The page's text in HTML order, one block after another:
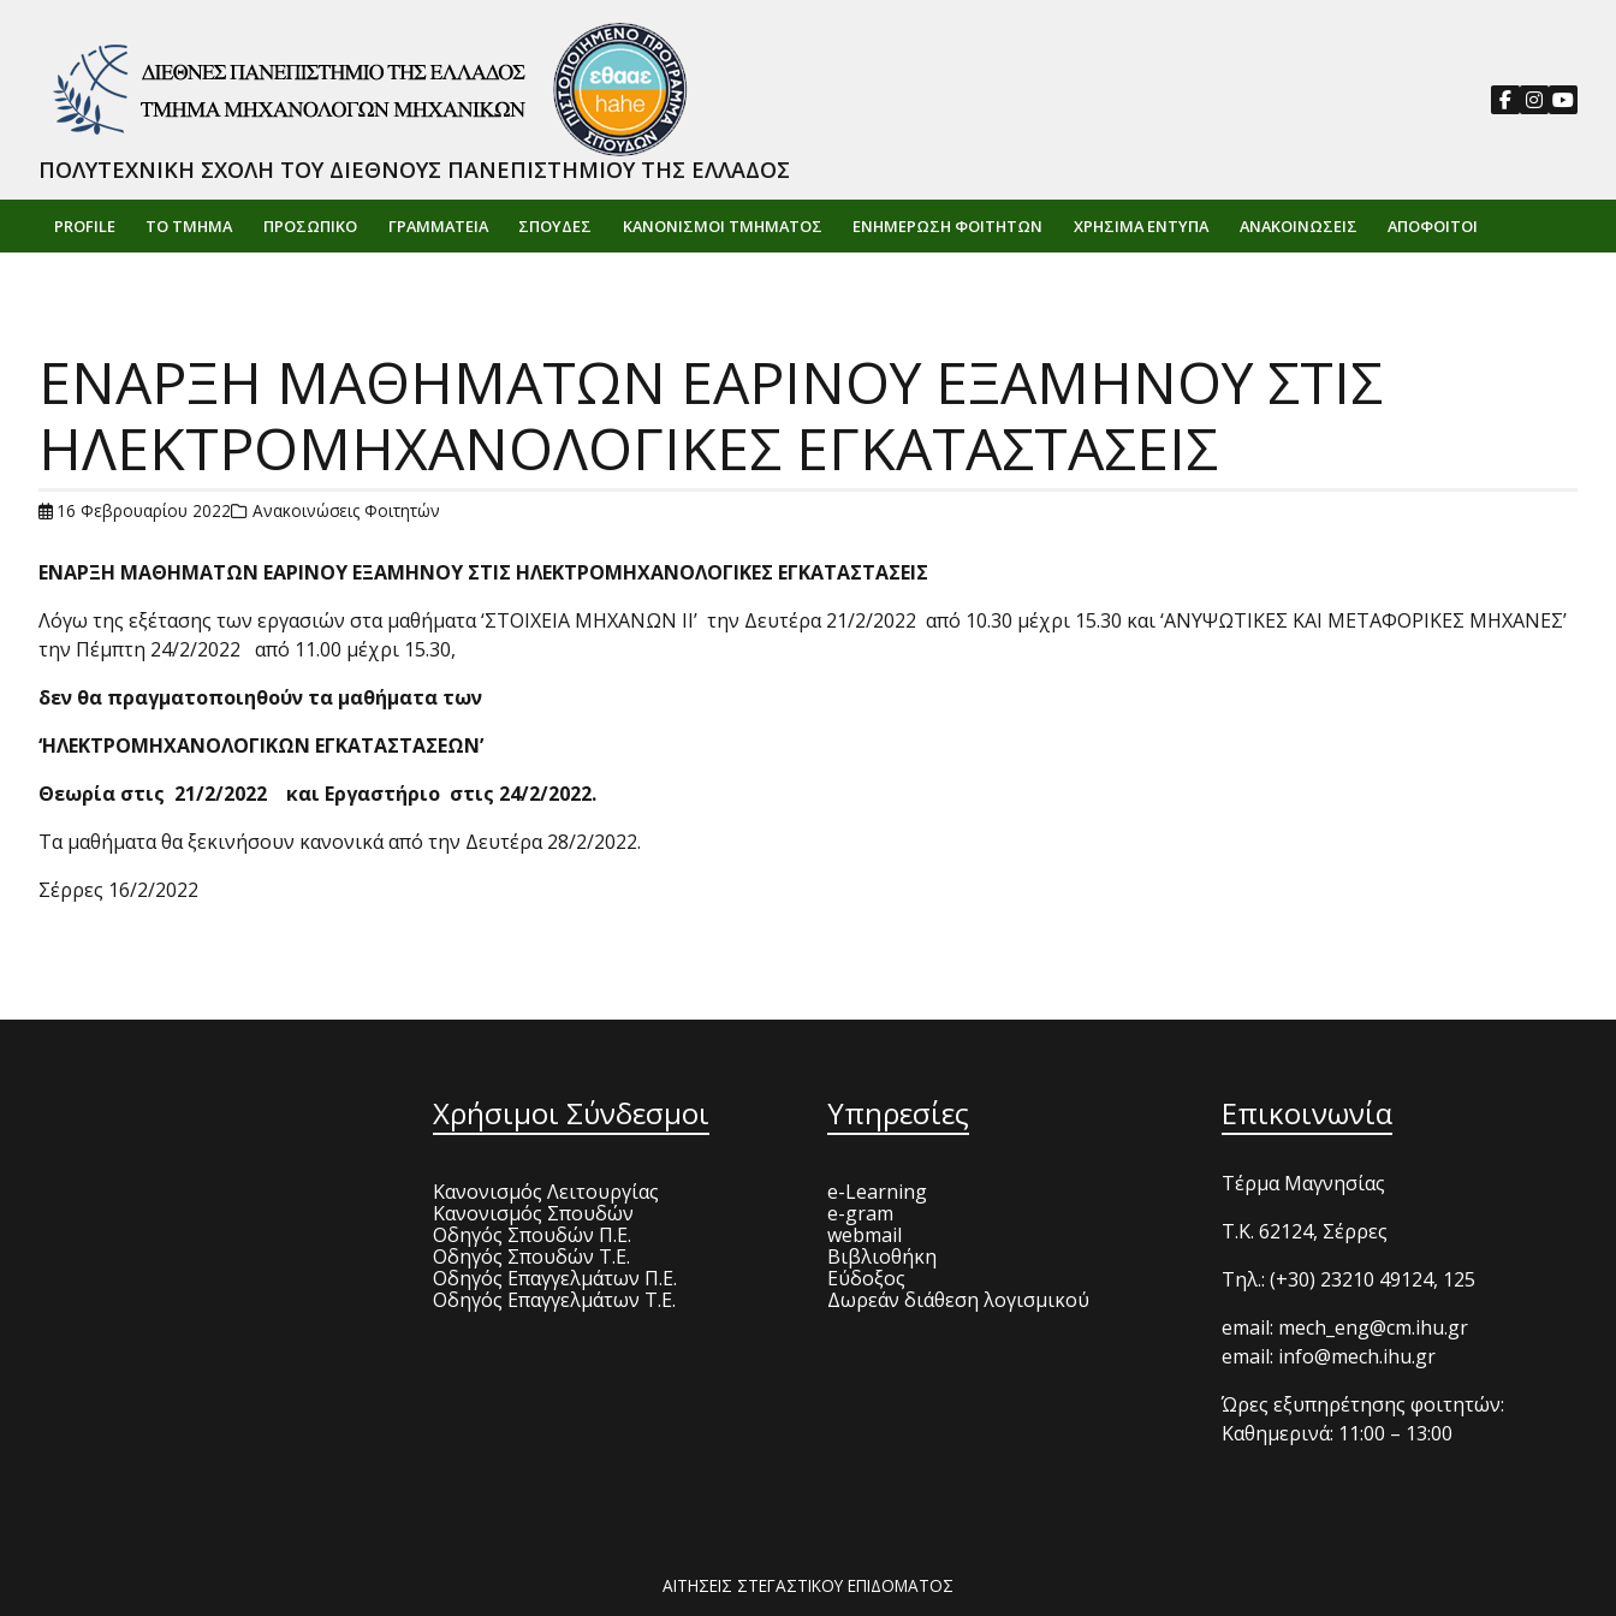
PROFILE ΤΟ ΤΜΗΜΑ ΠΡΟΣΩΠΙΚΌ ΓΡΑΜΜΑΤΕΙΑ ΣΠΟΥΔΕΣ ΚΑΝΟΝΙΣΜΟΙ ΤΜΗΜΑΤΟΣ ΕΝΗΜΈΡΩΣΗ ΦΟΙΤΗΤΏΝ ΧΡΉΣΙΜΑ ΈΝΤΥΠΑ ΑΝΑΚΟΙΝΏΣΕΙΣ ΑΠΌΦΟΙΤΟΙ
ΠΟΛΥΤΕΧΝΙΚΗ ΣΧΟΛΗ ΤΟΥ ΔΙΕΘΝΟΥΣ ΠΑΝΕΠΙΣΤΗΜΙΟΥ ΤΗΣ ΕΛΛΑΔΟΣ
ΕΝΑΡΞΗ ΜΑΘΗΜΑΤΩΝ ΕΑΡΙΝΟΥ ΕΞΑΜΗΝΟΥ ΣΤΙΣ
ΗΛΕΚΤΡΟΜΗΧΑΝΟΛΟΓΙΚΕΣ ΕΓΚΑΤΑΣΤΑΣΕΙΣ
16 Φεβρουαρίου 2022 Ανακοινώσεις Φοιτητών
ΕΝΑΡΞΗ ΜΑΘΗΜΑΤΩΝ ΕΑΡΙΝΟΥ ΕΞΑΜΗΝΟΥ ΣΤΙΣ ΗΛΕΚΤΡΟΜΗΧΑΝΟΛΟΓΙΚΕΣ ΕΓΚΑΤΑΣΤΑΣΕΙΣ
Λόγω της εξέτασης των εργασιών στα μαθήματα ‘ΣΤΟΙΧΕΙΑ ΜΗΧΑΝΩΝ ΙΙ’ την Δευτέρα 21/2/2022 από 10.30 μέχρι 15.30 και ‘ΑΝΥΨΩΤΙΚΕΣ ΚΑΙ ΜΕΤΑΦΟΡΙΚΕΣ ΜΗΧΑΝΕΣ’
την Πέμπτη 24/2/2022 από 11.00 μέχρι 15.30,
δεν θα πραγματοποιηθούν τα μαθήματα των
‘ΗΛΕΚΤΡΟΜΗΧΑΝΟΛΟΓΙΚΩΝ ΕΓΚΑΤΑΣΤΑΣΕΩΝ’
Θεωρία στις 21/2/2022 και Εργαστήριο στις 24/2/2022.
Τα μαθήματα θα ξεκινήσουν κανονικά από την Δευτέρα 28/2/2022.
Σέρρες 16/2/2022
Χρήσιμοι Σύνδεσμοι
Κανονισμός Λειτουργίας
Κανονισμός Σπουδών
Οδηγός Σπουδών Π.Ε.
Οδηγός Σπουδών Τ.Ε.
Οδηγός Επαγγελμάτων Π.Ε.
Οδηγός Επαγγελμάτων Τ.Ε.
Υπηρεσίες
e-Learning
e-gram
webmail
Βιβλιοθήκη
Εύδοξος
Δωρεάν διάθεση λογισμικού
Επικοινωνία
Τέρμα Μαγνησίας
T.K. 62124, Σέρρες
Τηλ.: (+30) 23210 49124, 125
email: mech_eng@cm.ihu.gr
email: info@mech.ihu.gr
Ώρες εξυπηρέτησης φοιτητών:
Καθημερινά: 11:00 – 13:00
ΑΙΤΗΣΕΙΣ ΣΤΕΓΑΣΤΙΚΟΥ ΕΠΙΔΟΜΑΤΟΣ